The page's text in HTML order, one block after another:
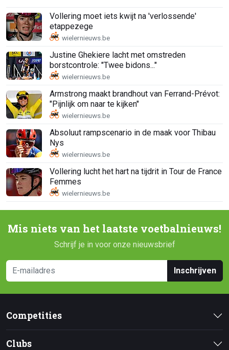
Vollering moet iets kwijt na 'verlossende'
etappezege
Justine Ghekiere lacht met omstreden
borstcontrole: "Twee bidons..."
Armstrong maakt brandhout van Ferrand-Prévot:
"Pijnlijk om naar te kijken"
Absoluut rampscenario in de maak voor Thibau
Nys
Vollering lucht het hart na tijdrit in Tour de France
Femmes
Mis niets van het laatste voetbalnieuws!
Schrijf je in voor onze nieuwsbrief
Inschrijven
Competities
Clubs